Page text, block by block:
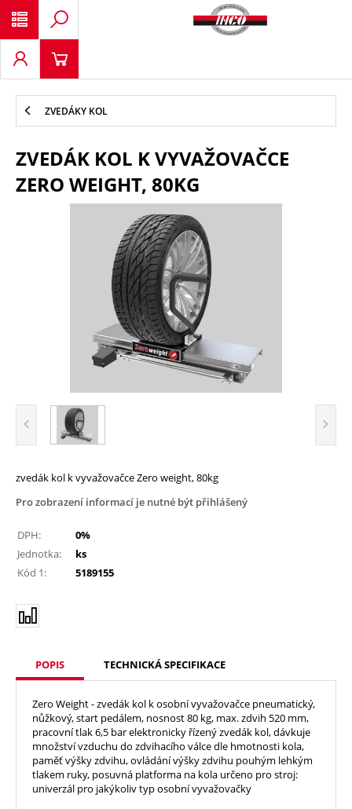
ZVEDÁKY KOL
ZVEDÁK KOL K VYVAŽOVAČCE
ZERO WEIGHT, 80KG
zvedák kol k vyvažovačce Zero weight, 80kg
Pro zobrazení informací je nutné být přihlášený
DPH:
0%
Jednotka:
ks
Kód 1:
5189155
POPIS TECHNICKÁ SPECIFIKACE
Zero Weight - zvedák kol k osobní vyvažovačce pneumatický,
nůžkový, start pedálem, nosnost 80 kg, max. zdvih 520 mm,
pracovní tlak 6,5 bar elektronicky řízený zvedák kol, dávkuje
množství vzduchu do zdvihacího válce dle hmotnosti kola,
paměť výšky zdvihu, ovládání výšky zdvihu pouhým lehkým
tlakem ruky, posuvná platforma na kola určeno pro stroj:
univerzál pro jakýkoliv typ osobní vyvažovačky